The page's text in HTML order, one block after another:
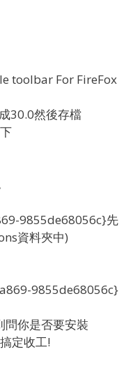
toolbar For FireFox
30.0然後存檔
9855de68056c}先
資料夾中)
9855de68056c}
你是否要安裝
定收工!